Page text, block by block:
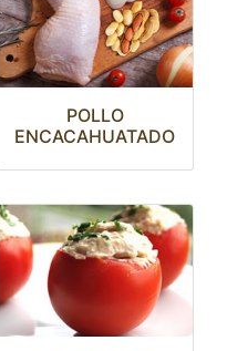
POLLO
ENCACAHUATADO